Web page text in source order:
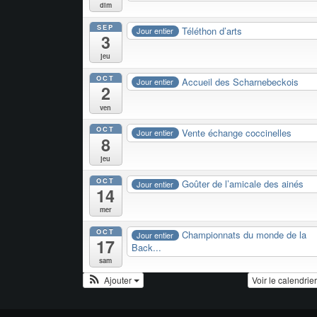
dim
SEP
3
jeu
Jour entier Téléthon d’arts
OCT
2
ven
Jour entier Accueil des Scharnebeckois
OCT
8
jeu
Jour entier Vente échange coccinelles
OCT
14
mer
Jour entier Goûter de l’amicale des ainés
OCT
17
sam
Jour entier
Championnats du monde de la
Back...
Voir le
Ajouter